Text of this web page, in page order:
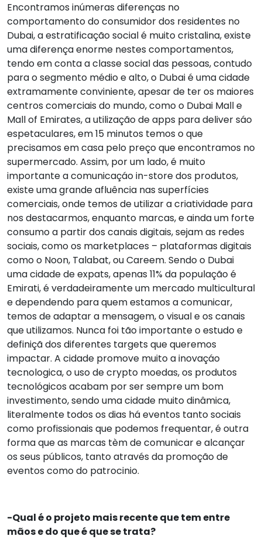
Encontramos inúmeras diferenças no
comportamento do consumidor dos residentes no
Dubai, a estratificação social é muito cristalina, existe
uma diferença enorme nestes comportamentos,
tendo em conta a classe social das pessoas, contudo
para o segmento médio e alto, o Dubai é uma cidade
extramamente conviniente, apesar de ter os maiores
centros comerciais do mundo, como o Dubai Mall e
Mall of Emirates, a utilização de apps para deliver sáo
espetaculares, em 15 minutos temos o que
precisamos em casa pelo preço que encontramos no
supermercado. Assim, por um lado, é muito
importante a comunicaçáo in-store dos produtos,
existe uma grande afluência nas superfícies
comerciais, onde temos de utilizar a criatividade para
nos destacarmos, enquanto marcas, e ainda um forte
consumo a partir dos canais digitais, sejam as redes
sociais, como os marketplaces – plataformas digitais
como o Noon, Talabat, ou Careem. Sendo o Dubai
uma cidade de expats, apenas 11% da população é
Emirati, é verdadeiramente um mercado multicultural
e dependendo para quem estamos a comunicar,
temos de adaptar a mensagem, o visual e os canais
que utilizamos. Nunca foi tão importante o estudo e
definiçã dos diferentes targets que queremos
impactar. A cidade promove muito a inovaçáo
tecnologica, o uso de crypto moedas, os produtos
tecnológicos acabam por ser sempre um bom
investimento, sendo uma cidade muito dinâmica,
literalmente todos os dias há eventos tanto sociais
como profissionais que podemos frequentar, é outra
forma que as marcas tèm de comunicar e alcançar
os seus públicos, tanto através da promoção de
eventos como do patrocinio.
-Qual é o projeto mais recente que tem entre
mãos e do que é que se trata?